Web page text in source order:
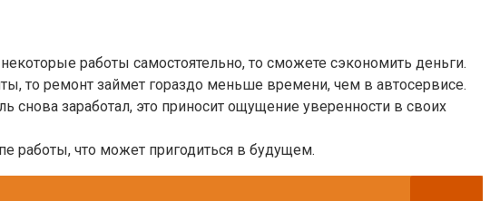
работы самостоятельно, то сможете сэкономить деньги.
то ремонт займет гораздо меньше времени, чем в автосервисе.
заработал, это приносит ощущение уверенности в своих
работы, что может пригодиться в будущем.